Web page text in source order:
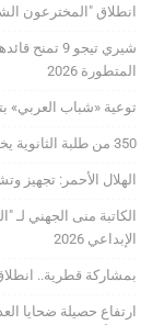
انطلاق "المخترعون
شيري تيجو 9
المتطورة 2026
توعية «شباب العربي»
350 من طلبة الثانوية يخوضون رحلة استكشاف مهني 2026
الهلال الأحمر: تجهيز
الكاتبة منى الجهني لـ
الإبداعي 2026
بمشاركة قطرية..